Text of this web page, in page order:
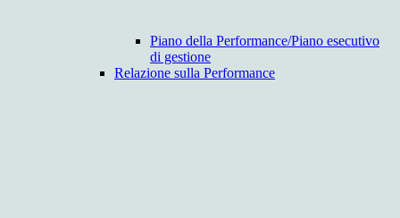
Piano della Performance/Piano esecutivo
di gestione
Relazione sulla Performance